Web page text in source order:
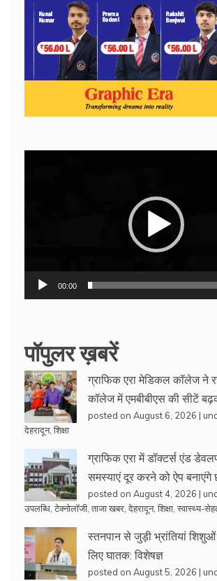
00:00
पॉपुलर ख़बरें
ग्राफिक एरा मेडिकल कॉलेज ने
कॉलेज में एमबीबीएस की सीटें
posted on August 6, 2026 |
देहरादून, शिक्षा
ग्राफिक एरा में डॉक्टर्स एंड
समस्याएं दूर करने को ऐप बनाएंगे
posted on August 4, 2026 |
उपलब्धि टेक्नोलॉजी ताजा खबर देहरादून, शिक्षा स्वास्थ्य-
स्तनपान से जुड़ी भ्रांतियां
लिए घातक: विशेषज्ञ
posted on August 5, 2026 |